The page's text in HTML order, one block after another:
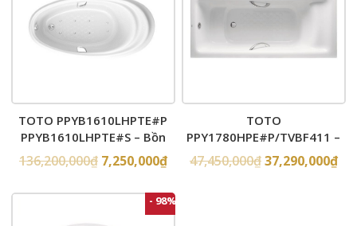
TOTO PPYB1610LHPTE#P
PPYB1610LHPTE#S – Bồn
tắm xây massage
136,200,000₫ 7,250,000₫
TOTO
PPY1780HPE#P/TVBF411 –
Bồn tắm xây
47,450,000₫37,290,000₫
- 98%